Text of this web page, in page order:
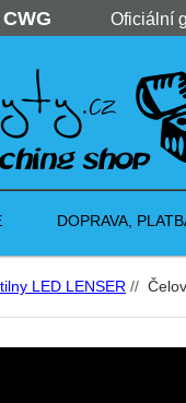
Oficiální
DOPRAVA,
LED LENSER //